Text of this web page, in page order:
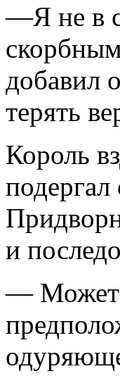
—Я не в
добавил
терять
Король
подергал
и
— Может